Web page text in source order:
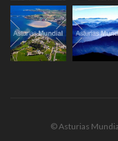
© Asturias